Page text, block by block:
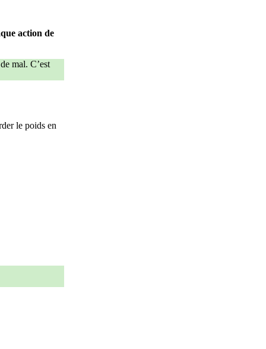
action de
mal. C’est
le poids en